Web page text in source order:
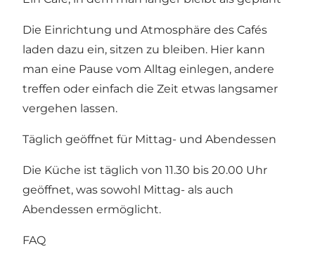
Die Einrichtung und Atmosphäre des Cafés
laden dazu ein, sitzen zu bleiben. Hier kann
man eine Pause vom Alltag einlegen, andere
treffen oder einfach die Zeit etwas langsamer
vergehen lassen.
Täglich geöffnet für Mittag- und Abendessen
Die Küche ist täglich von 11.30 bis 20.00 Uhr
geöffnet, was sowohl Mittag- als auch
Abendessen ermöglicht.
FAQ